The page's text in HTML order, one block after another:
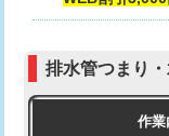
追加人工
交換・取付（その
持込商品取付（単
排水管つまり
作業